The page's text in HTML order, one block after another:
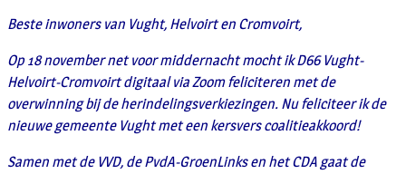
Beste inwoners van Vught, Helvoirt en Cromvoirt,
Op 18 november net voor middernacht mocht ik D66 Vught-
Helvoirt-Cromvoirt digitaal via Zoom feliciteren met de
overwinning bij de herindelingsverkiezingen. Nu feliciteer ik de
nieuwe gemeente Vught met een kersvers coalitieakkoord!
Samen met de VVD, de PvdA-GroenLinks en het CDA gaat de